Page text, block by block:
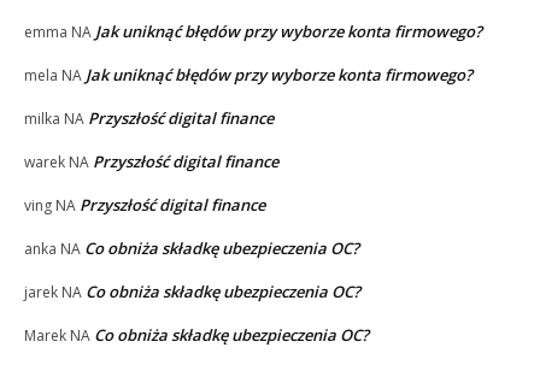
emma NA Jak uniknąć błędów przy wyborze konta firmowego?
mela NA Jak uniknąć błędów przy wyborze konta firmowego?
milka NA Przyszłość digital finance
warek NA Przyszłość digital finance
ving NA Przyszłość digital finance
anka NA Co obniża składkę ubezpieczenia OC?
jarek NA Co obniża składkę ubezpieczenia OC?
Marek NA Co obniża składkę ubezpieczenia OC?